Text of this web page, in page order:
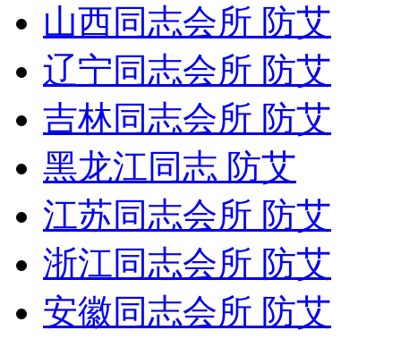
山西同志会所 防艾
辽宁同志会所 防艾
吉林同志会所 防艾
黑龙江同志 防艾
江苏同志会所 防艾
浙江同志会所 防艾
安徽同志会所 防艾